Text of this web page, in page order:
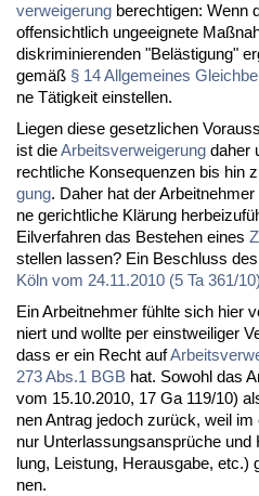
ver­wei­ge­rung be­rech­ti­gen: Wenn
of­fen­sicht­lich un­ge­eig­ne­te
dis­kri­mi­nie­ren­den "Be­läs­ti­gung"
ge­mäß § 14 All­ge­mei­nes
ne Tä­tig­keit ein­stel­len.
Lie­gen die­se ge­setz­li­chen
ist dieAr­beits­ver­wei­ge­rung da­her
recht­li­che Kon­se­quen­zen bis hin
gung. Da­her hat der
ne ge­richt­li­che Klä­rung
Eil­ver­fah­ren das Be­ste­hen ei­nes
stel­len las­sen? Ein Be­schluss des
Köln vom 24.11.2010 (5 Ta 361/10)
Ein Ar­beit­neh­mer fühl­te sich hier
niert und woll­te per einst­wei­li­ger
dass er ein Recht auf
273 Abs.1 BGB hat. So­wohl das
vom 15.10.2010, 17 Ga 119/10)
nen An­trag je­doch zu­rück, weil
nur Un­ter­las­sungs­an­sprü­che
lung, Leis­tung, Her­aus­ga­be,
nen.